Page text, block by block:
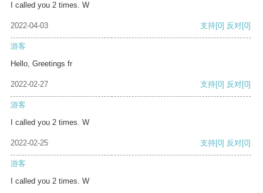
I called you 2 times. W
2022-04-03 支持[0] 反对[0]
游客
Hello, Greetings fr
2022-02-27 支持[0] 反对[0]
游客
I called you 2 times. W
2022-02-25 支持[0] 反对[0]
游客
I called you 2 times. W